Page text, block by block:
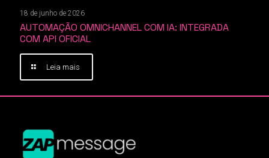
18 de junho de 2026
AUTOMAÇÃO OMNICHANNEL COM IA: INTEGRADA
COM API OFICIAL
Leia mais